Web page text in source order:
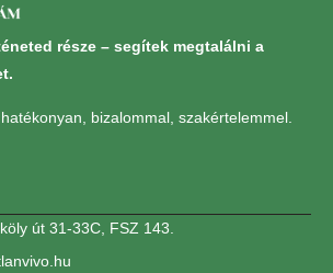
része – segítek megtalálni a
bizalommal, szakértelemmel.
út 31-33C, FSZ 143.